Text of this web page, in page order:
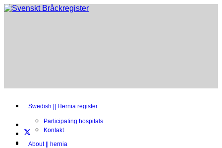
Swedish || Hernia register
Participating hospitals
Kontakt
About || hernia